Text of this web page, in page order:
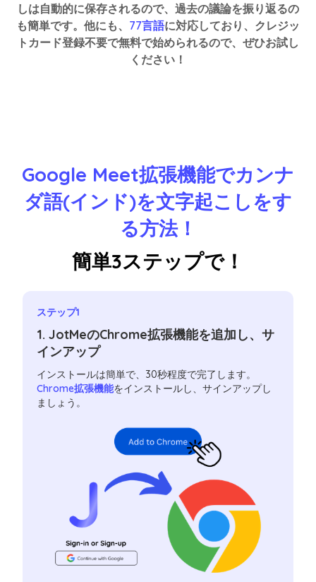
しは自動的に保存されるので、過去の議論を振り返るの
も簡単です。他にも、 77言語に対応しており、クレジッ
トカード登録不要で無料で始められるので、ぜひお試し
ください！
Google Meet拡張機能でカンナ
ダ語(インド)を文字起こしをす
る方法！
簡単3ステップで！
ステップ1
1. JotMeのChrome拡張機能を追加し、サ
インアップ
インストールは簡単で、30秒程度で完了します。
Chrome拡張機能をインストールし、サインアップし
ましょう。